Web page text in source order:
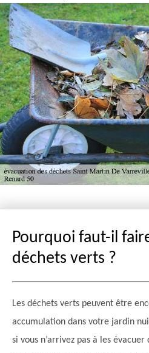
Pourquoi faut-il
déchets verts ?
Les déchets verts peuvent être
accumulation dans votre jardin
si vous n’arrivez pas à les